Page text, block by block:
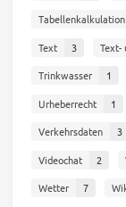
Tabellenkalkulation
Text
3 Text-
Trinkwasser
1
Urheberrecht
1
Verkehrsdaten
3
Videochat
2
Wetter
7